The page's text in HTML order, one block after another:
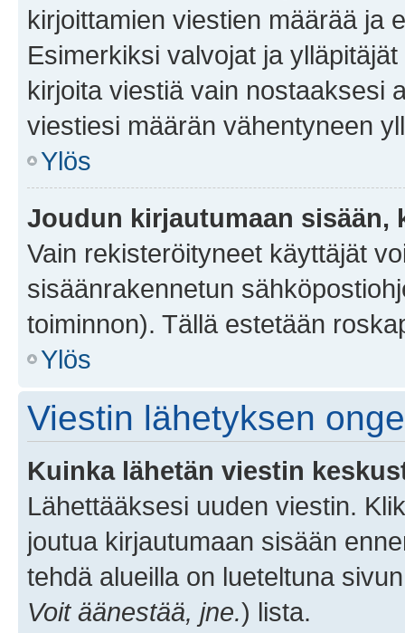
kirjoittamien viestien määrää ja
Esimerkiksi valvojat ja
kirjoita viestiä vain nostaaksesi
viestiesi määrän vähentyneen
Ylös
Joudun kirjautumaan sisään,
Vain rekisteröityneet käyttäjät
sisäänrakennetun
toiminnon). Tällä estetään
Ylös
Viestin lähetyksen
Kuinka lähetän viestin
Lähettääksesi uuden viestin.
joutua kirjautumaan sisään
tehdä alueilla on lueteltuna
Voit äänestää, jne.) lista.